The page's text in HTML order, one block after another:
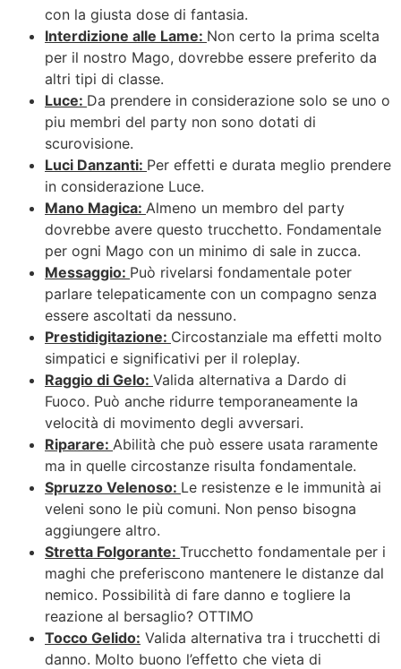
con la giusta dose di fantasia.
Interdizione alle Lame: Non certo la prima scelta
per il nostro Mago, dovrebbe essere preferito da
altri tipi di classe.
Luce: Da prendere in considerazione solo se uno o
piu membri del party non sono dotati di
scurovisione.
Luci Danzanti: Per effetti e durata meglio prendere
in considerazione Luce.
Mano Magica: Almeno un membro del party
dovrebbe avere questo trucchetto. Fondamentale
per ogni Mago con un minimo di sale in zucca.
Messaggio: Può rivelarsi fondamentale poter
parlare telepaticamente con un compagno senza
essere ascoltati da nessuno.
Prestidigitazione: Circostanziale ma effetti molto
simpatici e significativi per il roleplay.
Raggio di Gelo: Valida alternativa a Dardo di
Fuoco. Può anche ridurre temporaneamente la
velocità di movimento degli avversari.
Riparare: Abilità che può essere usata raramente
ma in quelle circostanze risulta fondamentale.
Spruzzo Velenoso: Le resistenze e le immunità ai
veleni sono le più comuni. Non penso bisogna
aggiungere altro.
Stretta Folgorante: Trucchetto fondamentale per i
maghi che preferiscono mantenere le distanze dal
nemico. Possibilità di fare danno e togliere la
reazione al bersaglio? OTTIMO
Tocco Gelido: Valida alternativa tra i trucchetti di
danno. Molto buono l’effetto che vieta di